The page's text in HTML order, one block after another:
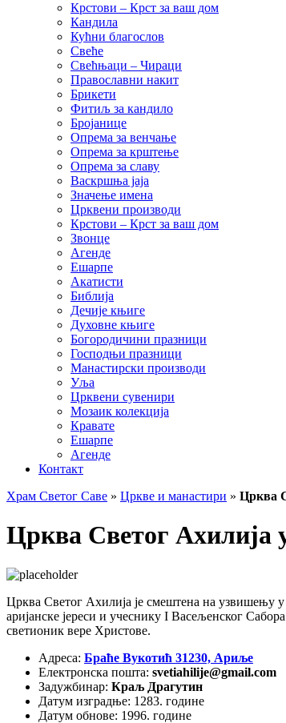
Крстови – Крст за ваш дом
Кандила
Кућни благослов
Свеће
Свећњаци – Чираци
Православни накит
Брикети
Фитиљ за кандило
Бројанице
Опрема за венчање
Опрема за крштење
Опрема за славу
Васкршња јаја
Значење имена
Црквени производи
Крстови – Крст за ваш дом
Звонце
Агенде
Ешарпе
Акатисти
Библија
Дечије књиге
Духовне књиге
Богородичини празници
Господњи празници
Манастирски производи
Уља
Црквени сувенири
Мозаик колекција
Кравате
Ешарпе
Агенде
Контакт
Храм Светог Саве » Цркве и манастири » Црква
Црква Светог Ахилија
Црква Светог Ахилија је смештена на узвишењу
аријанске јереси и учеснику I Васељенског
светионик вере Христове.
Адреса: Браће Вукотић 31230, Ариље
Електронска пошта: svetiahilije@gmail.com
Задужбинар: Краљ Драгутин
Датум изградње: 1283. године
Датум обнове: 1996. године